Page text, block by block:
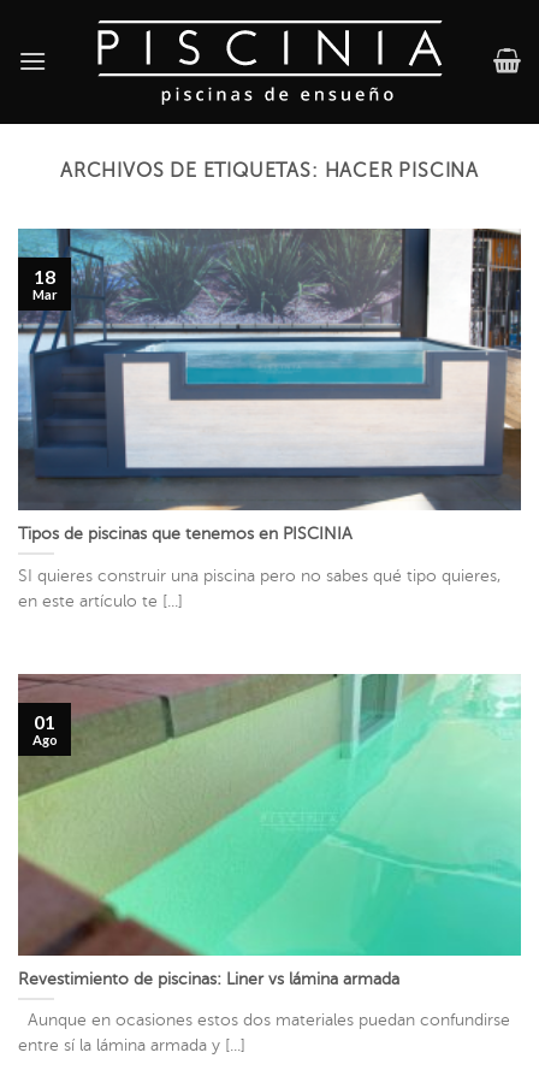
content
ARCHIVOS DE ETIQUETAS: HACER PISCINA
Tipos de piscinas que tenemos en PISCINIA
SI quieres construir una piscina pero no sabes qué tipo quieres,
en este artículo te [...]
18
Mar
Revestimiento de piscinas: Liner vs lámina armada
Aunque en ocasiones estos dos materiales puedan confundirse
entre sí la lámina armada y [...]
01
Ago